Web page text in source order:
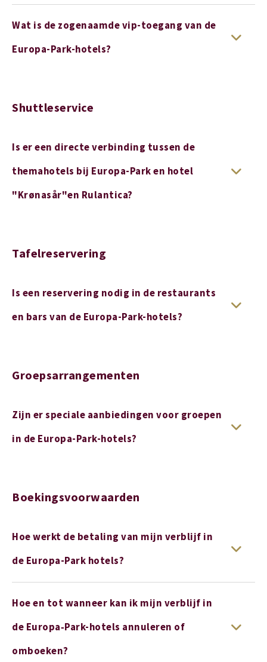
Wat is de zogenaamde vip-toegang van de
Europa-Park-hotels?
Shuttleservice
Is er een directe verbinding tussen de
themahotels bij Europa-Park en hotel
"Krønasår"en Rulantica?
Tafelreservering
Is een reservering nodig in de restaurants
en bars van de Europa-Park-hotels?
Groepsarrangementen
Zijn er speciale aanbiedingen voor groepen
in de Europa-Park-hotels?
Boekingsvoorwaarden
Hoe werkt de betaling van mijn verblijf in
de Europa-Park hotels?
Hoe en tot wanneer kan ik mijn verblijf in
de Europa‑Park-hotels annuleren of
omboeken?